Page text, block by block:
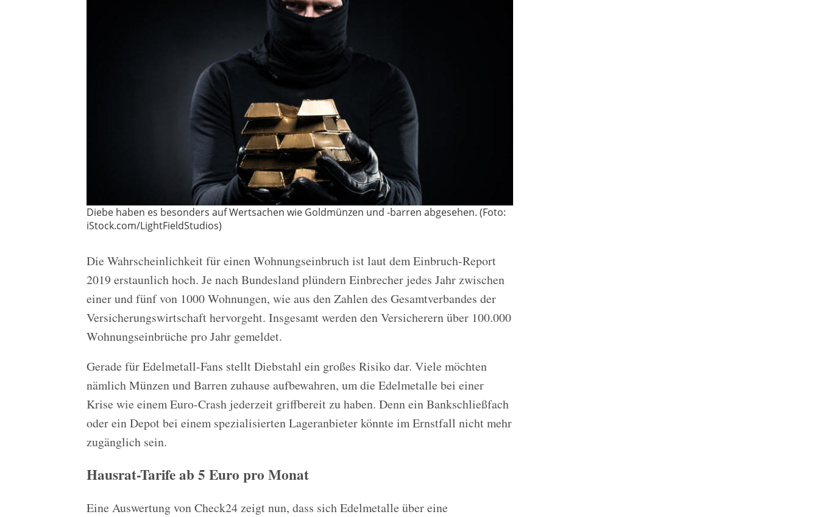
Diebe haben es besonders auf Wertsachen wie Goldmünzen und -barren abgesehen. (Foto:
iStock.com/LightFieldStudios)
Die Wahrscheinlichkeit für einen Wohnungseinbruch ist laut dem Einbruch-Report
2019 erstaunlich hoch. Je nach Bundesland plündern Einbrecher jedes Jahr zwischen
einer und fünf von 1000 Wohnungen, wie aus den Zahlen des Gesamtverbandes der
Versicherungswirtschaft hervorgeht. Insgesamt werden den Versicherern über 100.000
Wohnungseinbrüche pro Jahr gemeldet.
Gerade für Edelmetall-Fans stellt Diebstahl ein großes Risiko dar. Viele möchten
nämlich Münzen und Barren zuhause aufbewahren, um die Edelmetalle bei einer
Krise wie einem Euro-Crash jederzeit griffbereit zu haben. Denn ein Bankschließfach
oder ein Depot bei einem spezialisierten Lageranbieter könnte im Ernstfall nicht mehr
zugänglich sein.
Hausrat-Tarife ab 5 Euro pro Monat
Eine Auswertung von Check24 zeigt nun, dass sich Edelmetalle über eine